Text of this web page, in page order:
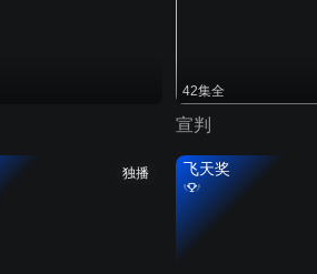
42集全
宣判
独播 飞天奖